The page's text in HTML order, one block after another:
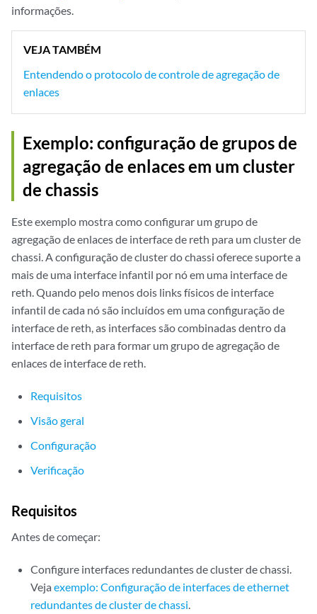
informações.
VEJA TAMBÉM
Entendendo o protocolo de controle de agregação de
enlaces
Exemplo: configuração de grupos de
agregação de enlaces em um cluster
de chassis
Este exemplo mostra como configurar um grupo de
agregação de enlaces de interface de reth para um cluster de
chassi. A configuração de cluster do chassi oferece suporte a
mais de uma interface infantil por nó em uma interface de
reth. Quando pelo menos dois links físicos de interface
infantil de cada nó são incluídos em uma configuração de
interface de reth, as interfaces são combinadas dentro da
interface de reth para formar um grupo de agregação de
enlaces de interface de reth.
Requisitos
Visão geral
Configuração
Verificação
Requisitos
Antes de começar:
Configure interfaces redundantes de cluster de chassi.
Vejaexemplo: Configuração de interfaces de ethernet
redundantes de cluster de chassi